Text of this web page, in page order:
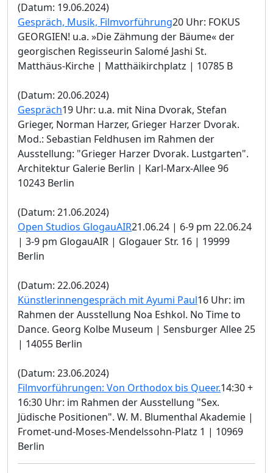
(Datum: 19.06.2024)
Gespräch, Musik, Filmvorführung20 Uhr: FOKUS
GEORGIEN! u.a. »Die Zähmung der Bäume« der
georgischen Regisseurin Salomé Jashi St.
Matthäus-Kirche | Matthäikirchplatz | 10785 B
(Datum: 20.06.2024)
Gespräch19 Uhr: u.a. mit Nina Dvorak, Stefan
Grieger, Norman Harzer, Grieger Harzer Dvorak.
Mod.: Sebastian Feldhusen im Rahmen der
Ausstellung: "Grieger Harzer Dvorak. Lustgarten".
Architektur Galerie Berlin | Karl-Marx-Allee 96
10243 Berlin
(Datum: 21.06.2024)
Open Studios GlogauAIR21.06.24 | 6-9 pm 22.06.24
| 3-9 pm GlogauAIR | Glogauer Str. 16 | 19999
Berlin
(Datum: 22.06.2024)
Künstlerinnengespräch mit Ayumi Paul16 Uhr: im
Rahmen der Ausstellung Noa Eshkol. No Time to
Dance. Georg Kolbe Museum | Sensburger Allee 25
| 14055 Berlin
(Datum: 23.06.2024)
Filmvorführungen: Von Orthodox bis Queer.14:30 +
16:30 Uhr: im Rahmen der Ausstellung "Sex.
Jüdische Positionen". W. M. Blumenthal Akademie |
Fromet-und-Moses-Mendelssohn-Platz 1 | 10969
Berlin